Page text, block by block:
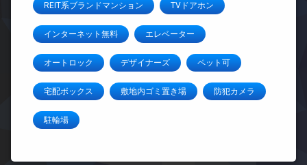
REIT系ブランドマンション TVドアホン
インターネット無料 エレベーター
オートロック デザイナーズ ペット可
宅配ボックス 敷地内ゴミ置き場 防犯カメラ
駐輪場